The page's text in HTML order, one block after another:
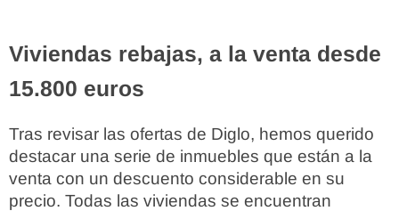
Viviendas rebajas, a la venta desde
15.800 euros
Tras revisar las ofertas de Diglo, hemos querido
destacar una serie de inmuebles que están a la
venta con un descuento considerable en su
precio. Todas las viviendas se encuentran